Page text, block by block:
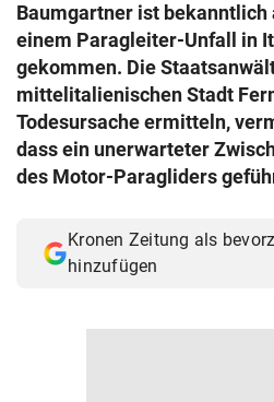
Baumgartner ist bekanntlich
einem Paragleiter-Unfall in
gekommen. Die
mittelitalienischen Stadt
Todesursache ermitteln,
dass ein unerwarteter
des Motor-Paragliders
Kronen Zeitung als
hinzufügen